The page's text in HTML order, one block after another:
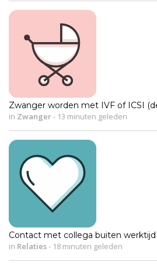
Zwanger worden met IVF of ICSI
in Zwanger- 13 minuten geleden
Contact met collega buiten
in Relaties- 18 minuten geleden